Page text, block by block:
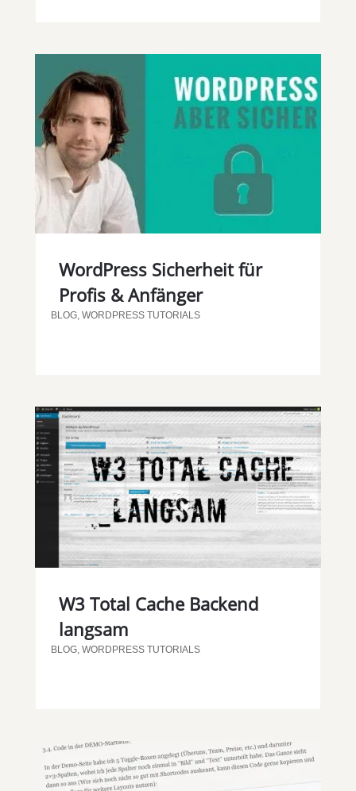
WordPress Sicherheit für
Profis & Anfänger
BLOG, WORDPRESS TUTORIALS
W3 Total Cache Backend
langsam
BLOG, WORDPRESS TUTORIALS